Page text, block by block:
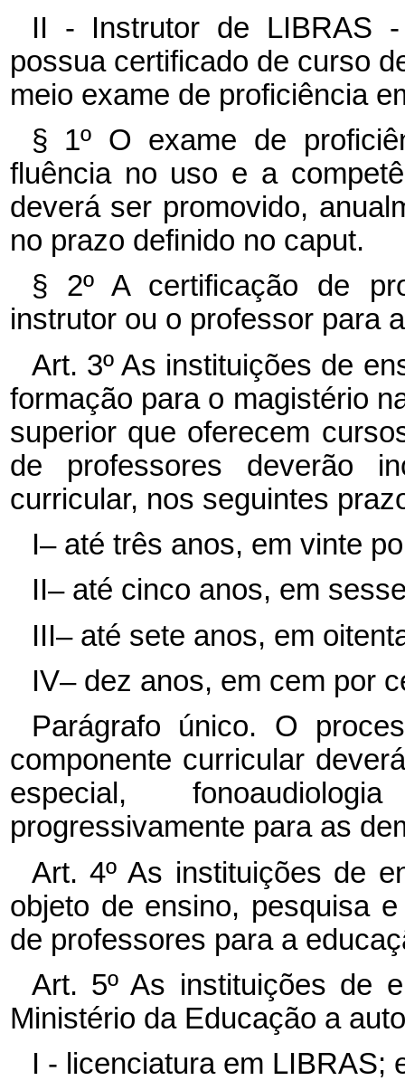
II - Instrutor de LIBRAS
possua certificado de curso
meio exame de proficiência
§ 1º O exame de
fluência no uso e a
deverá ser promovido,
no prazo definido no caput.
§ 2º A certificação de
instrutor ou o professor para
Art. 3º As instituições de
formação para o magistério
superior que oferecem
de professores deverão
curricular, nos seguintes
I– até três anos, em vinte
II– até cinco anos, em
III– até sete anos, em
IV– dez anos, em cem por
Parágrafo único. O
componente curricular
especial,
progressivamente para as
Art. 4º As instituições de
objeto de ensino, pesquisa
de professores para a
Art. 5º As instituições de
Ministério da Educação a
I - licenciatura em LIBRAS;